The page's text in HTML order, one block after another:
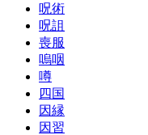
呪術
呪詛
喪服
嗚咽
噂
四国
因縁
因習